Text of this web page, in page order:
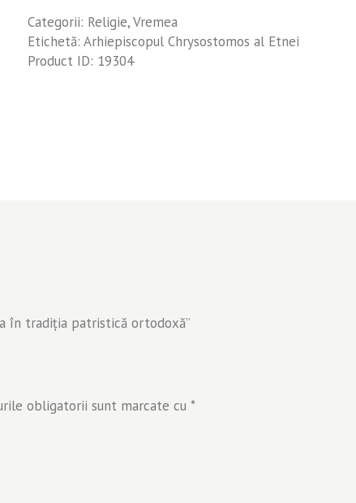
Categorii: Religie,Vremea
Etichetă: Arhiepiscopul Chrysostomos al Etnei
Product ID: 19304
în tradiţia patristică ortodoxă”
obligatorii sunt marcate cu *